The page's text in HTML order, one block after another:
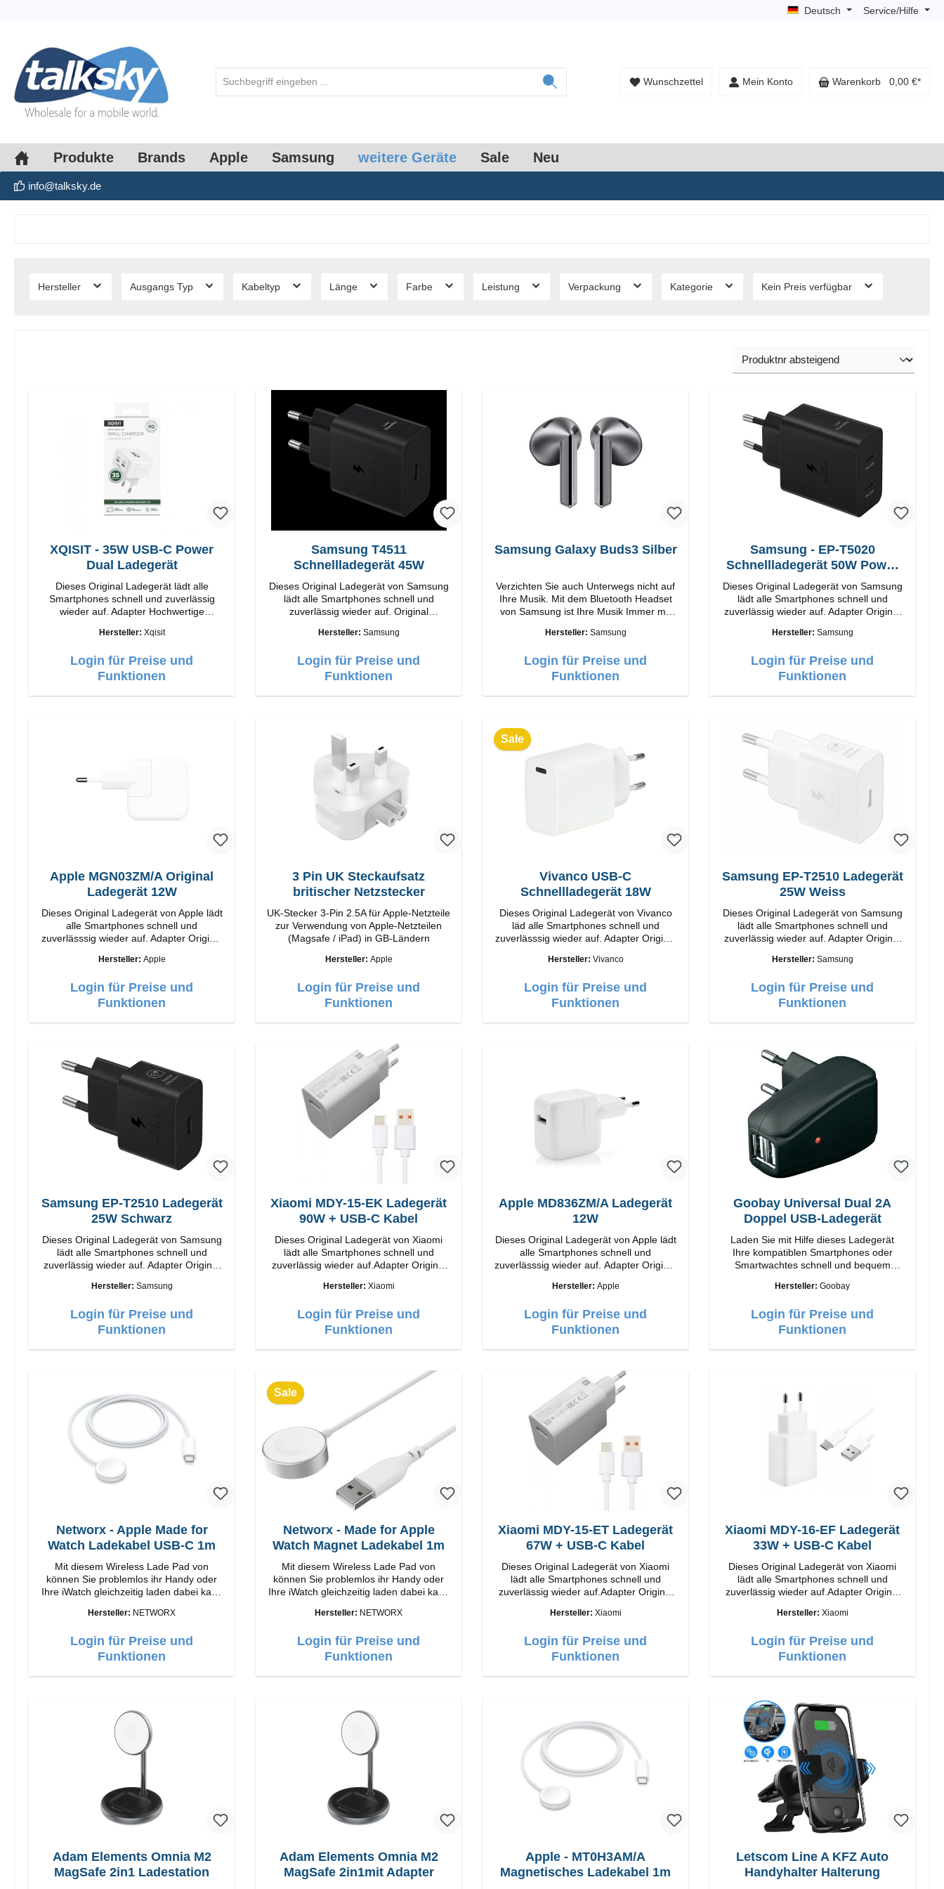
Deutsch Service/Hilfe
Wunschzettel Mein Konto Warenkorb 0,00 €*
Produkte Brands Apple Samsung weitere Geräte Sale Neu
info@talksky.de
Hersteller Ausgangs Typ Kabeltyp Länge Farbe Leistung Verpackung Kategorie Kein Preis verfügbar
XQISIT - 35W USB-C Power
Dual Ladegerät
Dieses Original Ladegerät lädt alle
Smartphones schnell und zuverlässig
wieder auf. Adapter Hochwertige
C Output: 35W Farbe: Weis
Hersteller: Xqisit
Login für Preise und
Funktionen
Samsung T4511
Schnellladegerät 45W
Dieses Original Ladegerät von Samsung
lädt alle Smartphones schnell und
zuverlässig wieder auf. Original
VerarbeitungAnschlüss: USB-C Output:
Hersteller: Samsung
Login für Preise und
Funktionen
Samsung Galaxy Buds3 Silber
Verzichten Sie auch Unterwegs nicht auf
Ihre Musik. Mit dem Bluetooth Headset
von Samsung ist Ihre Musik Immer mit
Annehmen von Anrufen integriertes
Schutzklasse:IP57 Farbe:Silber
Technische Daten: Bluetooth: 5.4
6h/30h ohne ANC, 5h/24h mit ANC
earGels Ohrbügel Kurzanleitung /
Garantie / Warnhinweise
Hersteller: Samsung
Login für Preise und
Funktionen
Samsung - EP-T5020
Schnellladegerät 50W Power
Duo
Dieses Original Ladegerät von Samsung
lädt alle Smartphones schnell und
zuverlässig wieder auf. Adapter Original
Anschlüsse: USB-C / USB-C Output:
USB-A / USB-C zu USB-C Farbe:
Schwarz/li>
Hersteller: Samsung
Login für Preise und
Funktionen
Apple MGN03ZM/A Original
Ladegerät 12W
Dieses Original Ladegerät von Apple lädt
alle Smartphones schnell und
zuverlässsig wieder auf. Adapter Original
Anschlüsse: USB-A Output: 12W Farbe:
Hersteller: Apple
Login für Preise und
Funktionen
3 Pin UK Steckaufsatz
britischer Netzstecker
UK-Stecker 3-Pin 2.5A für Apple-Netzteile
zur Verwendung von Apple-Netzteilen
(Magsafe / iPad) in GB-Ländern
Hersteller: Apple
Login für Preise und
Funktionen
Sale
Vivanco USB-C
Schnellladegerät 18W
Dieses Original Ladegerät von Vivanco
läd alle Smartphones schnell und
zuverlässsig wieder auf. Adapter Original
Anschlüsse: USB-C Output: 18W Farbe:
Hersteller: Vivanco
Login für Preise und
Funktionen
Samsung EP-T2510 Ladegerät
25W Weiss
Dieses Original Ladegerät von Samsung
lädt alle Smartphones schnell und
zuverlässig wieder auf. Adapter Original
Anschlüsse: USB-C Output: 25W Farbe:
Hersteller: Samsung
Login für Preise und
Funktionen
Samsung EP-T2510 Ladegerät
25W Schwarz
Dieses Original Ladegerät von Samsung
lädt alle Smartphones schnell und
zuverlässig wieder auf. Adapter Original
Anschlüsse: USB-C Output: 25W Farbe:
Hersteller: Samsung
Login für Preise und
Funktionen
Xiaomi MDY-15-EK Ladegerät
90W + USB-C Kabel
Dieses Original Ladegerät von Xiaomi
lädt alle Smartphones schnell und
zuverlässig wieder auf.Adapter Original
Anschlüsse: USB-A Output: 90W Farbe:
Farbe: Weiss
Hersteller: Xiaomi
Login für Preise und
Funktionen
Apple MD836ZM/A Ladegerät
12W
Dieses Original Ladegerät von Apple lädt
alle Smartphones schnell und
zuverlässsig wieder auf. Adapter Original
Anschlüsse: USB-A Output: 12W Farbe:
Hersteller: Apple
Login für Preise und
Funktionen
Goobay Universal Dual 2A
Doppel USB-Ladegerät
Laden Sie mit Hilfe dieses Ladegerät
Ihre kompatiblen Smartphones oder
Smartwachtes schnell und bequem
Farbe: Schwarz
Hersteller: Goobay
Login für Preise und
Funktionen
Networx - Apple Made for
Watch Ladekabel USB-C 1m
Mit diesem Wireless Lade Pad von
können Sie problemlos ihr Handy oder
Ihre iWatch gleichzeitig laden dabei kann
Ständer hochgeklappt werden.
Laden Farbe: Weiss
Hersteller: NETWORX
Login für Preise und
Funktionen
Sale
Networx - Made for Apple
Watch Magnet Ladekabel 1m
Mit diesem Wireless Lade Pad von
können Sie problemlos ihr Handy oder
Ihre iWatch gleichzeitig laden dabei kann
Ständer hochgeklappt werden.
Laden Farbe: Weiss
Hersteller: NETWORX
Login für Preise und
Funktionen
Xiaomi MDY-15-ET Ladegerät
67W + USB-C Kabel
Dieses Original Ladegerät von Xiaomi
lädt alle Smartphones schnell und
zuverlässig wieder auf.Adapter Original
Anschlüsse: USB-A Output: 67W Farbe:
Farbe: Weiss
Hersteller: Xiaomi
Login für Preise und
Funktionen
Xiaomi MDY-16-EF Ladegerät
33W + USB-C Kabel
Dieses Original Ladegerät von Xiaomi
lädt alle Smartphones schnell und
zuverlässig wieder auf.Adapter Original
Anschlüsse: USB-A Output: 33W Farbe:
Farbe: Weiss
Hersteller: Xiaomi
Login für Preise und
Funktionen
Adam Elements Omnia M2
MagSafe 2in1 Ladestation
Adam Elements Omnia M2
MagSafe 2in1mit Adapter
Apple - MT0H3AM/A
Magnetisches Ladekabel 1m
Letscom Line A KFZ Auto
Handyhalter Halterung